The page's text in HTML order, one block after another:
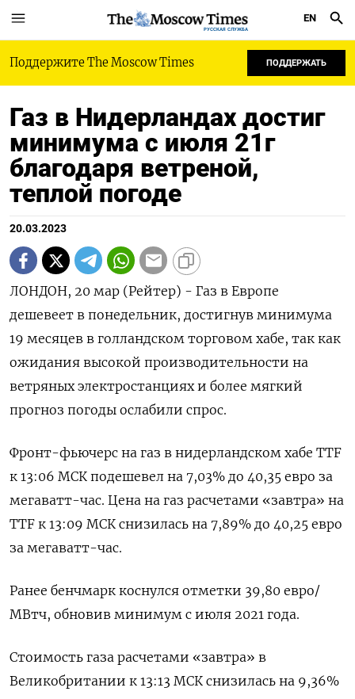
РУССКАЯ СЛУЖБА
EN
Поддержите The Moscow Times ПОДДЕРЖАТЬ
Газ в Нидерландах достиг
минимума с июля 21г
благодаря ветреной,
теплой погоде
20.03.2023
ЛОНДОН, 20 мар (Рейтер) - Газ в Европе
дешевеет в понедельник, достигнув минимума
19 месяцев в голландском торговом хабе, так как
ожидания высокой производительности на
ветряных электростанциях и более мягкий
прогноз погоды ослабили спрос.
Фронт-фьючерс на газ в нидерландском хабе TTF
к 13:06 МСК подешевел на 7,03% до 40,35 евро за
мегаватт-час. Цена на газ расчетами «завтра» на
TTF к 13:09 МСК снизилась на 7,89% до 40,25 евро
за мегаватт-час.
Ранее бенчмарк коснулся отметки 39,80 евро/
МВтч, обновив минимум с июля 2021 года.
Стоимость газа расчетами «завтра» в
Великобритании к 13:13 МСК снизилась на 9,36%